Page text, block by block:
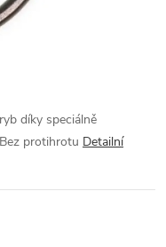
díky speciálně
protihrotu Detailní